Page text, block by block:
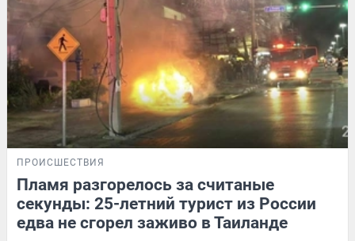
ПРОИСШЕСТВИЯ
Пламя разгорелось за считаные
секунды: 25-летний турист из России
едва не сгорел заживо в Таиланде